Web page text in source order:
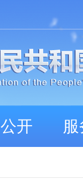
公开